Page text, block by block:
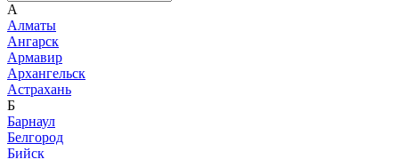
А
Алматы
Ангарск
Армавир
Архангельск
Астрахань
Б
Барнаул
Белгород
Бийск